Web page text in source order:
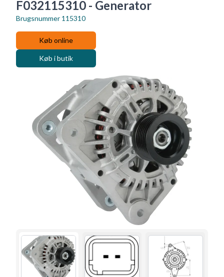
F032115310 - Generator
Brugsnummer 115310
Køb online
Køb i butik